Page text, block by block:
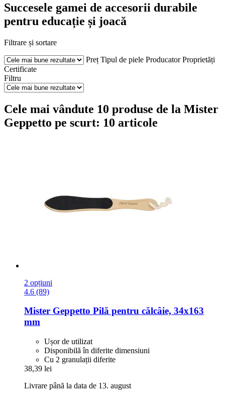
Succesele gamei de accesorii durabile
pentru educație și joacă
Filtrare și sortare
Preț Tipul de piele Producator Proprietăți
Certificate
Filtru
Cele mai vândute 10 produse de la Mister
Geppetto pe scurt: 10 articole
2 opțiuni
4.6 (89)
Mister Geppetto Pilă pentru călcâie, 34x163
mm
Ușor de utilizat
Disponibilă în diferite dimensiuni
Cu 2 granulații diferite
38,39 lei
Livrare până la data de 13. august